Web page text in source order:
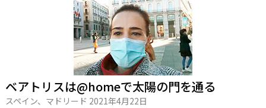
ベアトリスは@homeで太陽の門を通る
スペイン、マドリード 2021年4月22日